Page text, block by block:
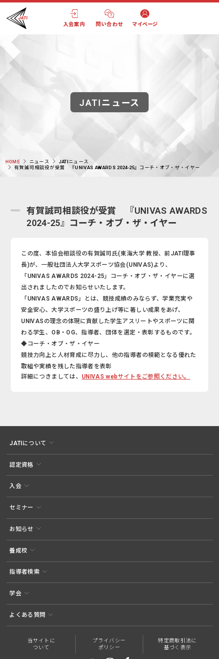
入会案内 問い合わせ マイページ
JATIニュース
HOME ニュース
JATIニュース
有賀誠司相談役が受賞 『UNIVAS AWARDS 2024-25』コーチ・オブ・ザ・イヤー
有賀誠司相談役が受賞 『UNIVAS AWARDS
2024-25』コーチ・オブ・ザ・イヤー
この度、本協会相談役の有賀誠司氏(東海大学 教授、前JATI理事
長)が、一般社団法人大学スポーツ協会(UNIVAS)より、
「UNIVAS AWARDS 2024-25」コーチ・オブ・ザ・イヤーに選
出されましたのでお知らせいたします。
「UNIVAS AWARDS」とは、競技成績のみならず、学業充実や
安全安心、大学スポーツの盛り上げ等に著しい成果をあげ、
UNIVASの理念の体現に貢献した学生アスリートやスポーツに関
わる学生、OB・OG、指導者、団体を選定・表彰するものです。
◆コーチ・オブ・ザ・イヤー
競技力向上と人材育成に尽力し、他の指導者の模範となる優れた
取組や実績を残した指導者を表彰
詳細につきましては、 UNIVAS webサイトをご参照ください。
JATIについて
認定資格
入会
セミナー
お知らせ
養成校
指導者検索
学会
よくある質問
当サイトに
ついて
プライバシー
ポリシー
特定商取引法に
基づく表示